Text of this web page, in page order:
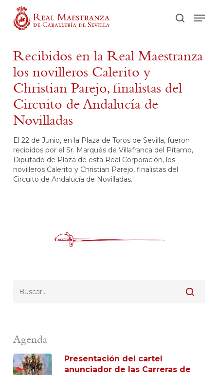
main
buscar
Recibidos en la Real Maestranza
los novilleros Calerito y
Christian Parejo, finalistas del
Circuito de Andalucía de
Novilladas
El 22 de Junio, en la Plaza de Toros de Sevilla, fueron
recibidos por el Sr. Marqués de Villafranca del Pítamo,
Diputado de Plaza de esta Real Corporación, los
novilleros Calerito y Christian Parejo, finalistas del
Circuito de Andalucía de Novilladas.
Agenda
Presentación del cartel
anunciador de las Carreras de